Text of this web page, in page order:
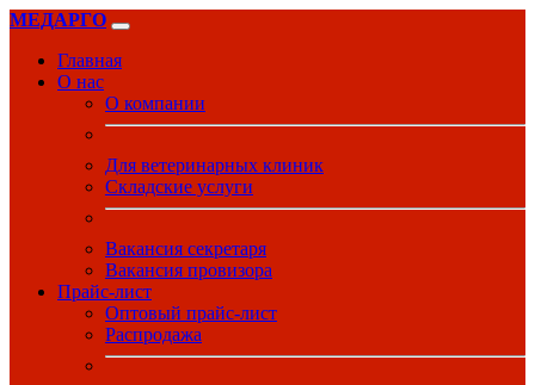
МЕДАРГО
Главная
О нас
О компании
Для ветеринарных клиник
Складские услуги
Вакансия секретаря
Вакансия провизора
Прайс-лист
Оптовый прайс-лист
Распродажа